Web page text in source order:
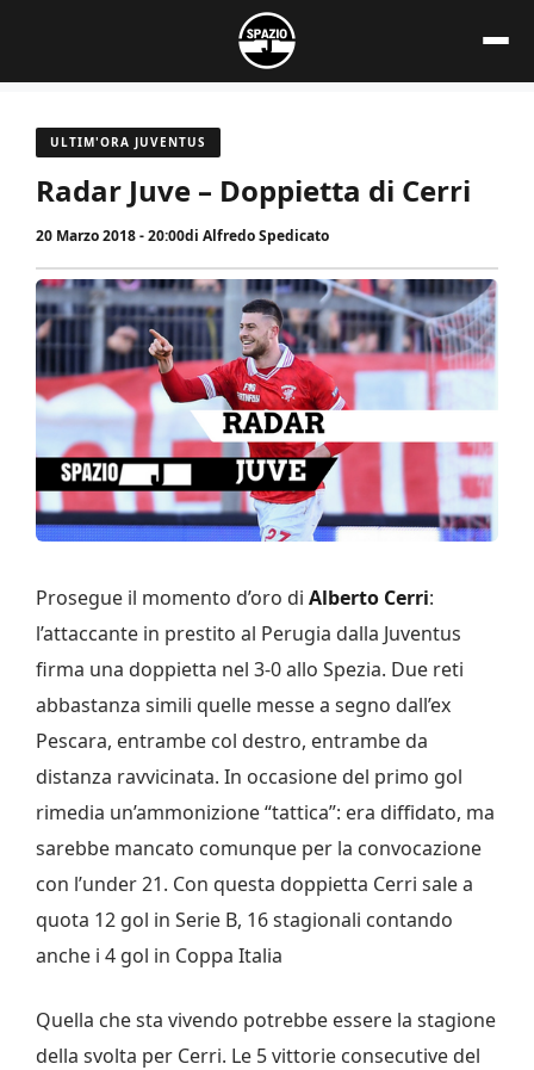
contenuto
ULTIM'ORA JUVENTUS
Radar Juve – Doppietta di Cerri
20 Marzo 2018 - 20:00di Alfredo Spedicato
Prosegue il momento d’oro di Alberto Cerri:
l’attaccante in prestito al Perugia dalla Juventus
firma una doppietta nel 3-0 allo Spezia. Due reti
abbastanza simili quelle messe a segno dall’ex
Pescara, entrambe col destro, entrambe da
distanza ravvicinata. In occasione del primo gol
rimedia un’ammonizione “tattica”: era diffidato, ma
sarebbe mancato comunque per la convocazione
con l’under 21. Con questa doppietta Cerri sale a
quota 12 gol in Serie B, 16 stagionali contando
anche i 4 gol in Coppa Italia
Quella che sta vivendo potrebbe essere la stagione
della svolta per Cerri. Le 5 vittorie consecutive del